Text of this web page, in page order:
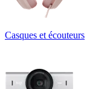
Casques et écouteurs